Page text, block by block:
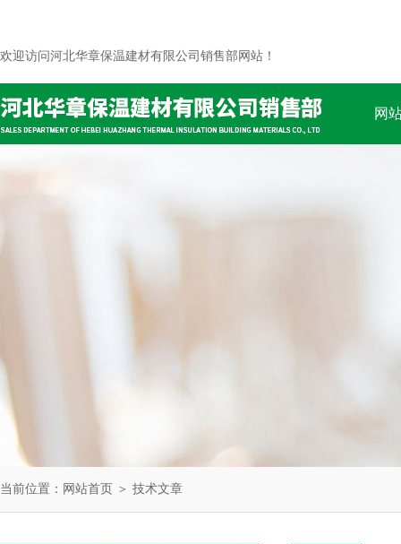
欢迎访问河北华章保温建材有限公司销售部网站！
网
当前位置： 网站首页 ＞ 技术文章